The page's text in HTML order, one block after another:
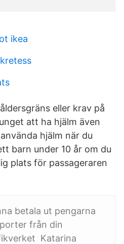
ikea
eller krav på
att ha hjälm även
hjälm när du
barn under 10 år om du
plats för passageraren
betala ut pengarna
från din
Katarina